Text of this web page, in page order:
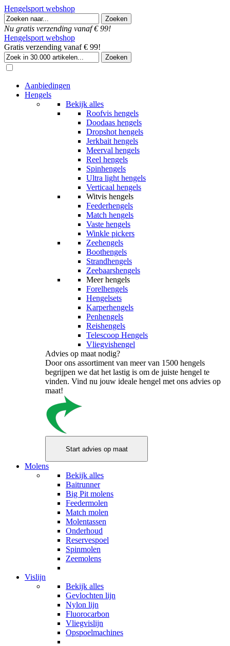
Hengelsport webshop
Nu gratis verzending vanaf € 99!
Hengelsport webshop
Gratis verzending vanaf € 99!
Aanbiedingen
Hengels
Bekijk alles
Roofvis hengels
Doodaas hengels
Dropshot hengels
Jerkbait hengels
Meerval hengels
Reel hengels
Spinhengels
Ultra light hengels
Verticaal hengels
Witvis hengels
Feederhengels
Match hengels
Vaste hengels
Winkle pickers
Zeehengels
Boothengels
Strandhengels
Zeebaarshengels
Meer hengels
Forelhengels
Hengelsets
Karperhengels
Penhengels
Reishengels
Telescoop Hengels
Vliegvishengel
Advies op maat nodig?
Door ons assortiment van meer van 1500 hengels
begrijpen we dat het lastig is om de juiste hengel te
vinden. Vind nu jouw ideale hengel met ons advies op
maat!
Molens
Bekijk alles
Baitrunner
Big Pit molens
Feedermolen
Match molen
Molentassen
Onderhoud
Reservespoel
Spinmolen
Zeemolens
Vislijn
Bekijk alles
Gevlochten lijn
Nylon lijn
Fluorocarbon
Vliegvislijn
Opspoelmachines